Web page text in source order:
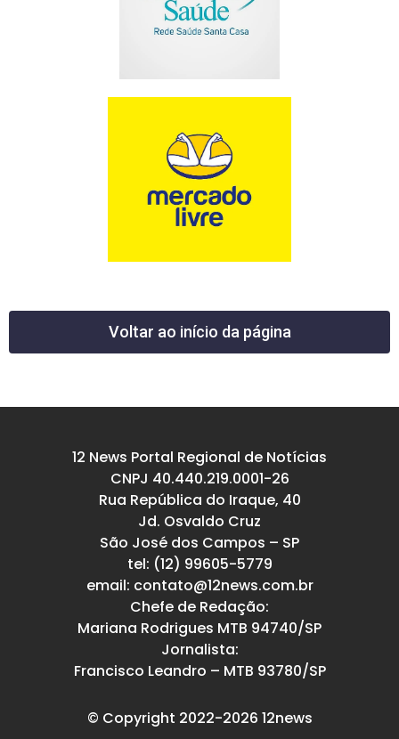
Voltar ao início da página
12 News Portal Regional de Notícias
CNPJ 40.440.219.0001-26
Rua República do Iraque, 40
Jd. Osvaldo Cruz
São José dos Campos – SP
tel: (12) 99605-5779
email: contato@12news.com.br
Chefe de Redação:
Mariana Rodrigues MTB 94740/SP
Jornalista:
Francisco Leandro – MTB 93780/SP
© Copyright 2022-2026 12news